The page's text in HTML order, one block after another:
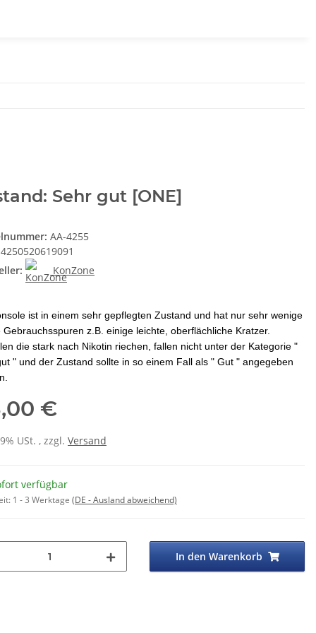
Sehr gut [ONE]
AA-4255
4250520619091
KonZone
ist in einem sehr gepflegten Zustand und hat nur sehr wenige
Gebrauchsspuren z.B. einige leichte, oberflächliche Kratzer.
die stark nach Nikotin riechen, fallen nicht unter der Kategorie "
" und der Zustand sollte in so einem Fall als " Gut " angegeben
€
USt. , zzgl. Versand
verfügbar
1 - 3 Werktage (DE - Ausland abweichend)
In den Warenkorb